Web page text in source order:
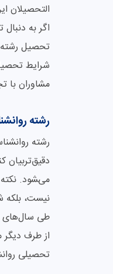
التحصیلان
اگر به
تحصیل رشته
شرایط
مشاوران با
رشته
رشته
دقیق‌تربیان
می‌‍شود.
نیست، بلکه
طی سال‌های
از طرف
تحصیلی